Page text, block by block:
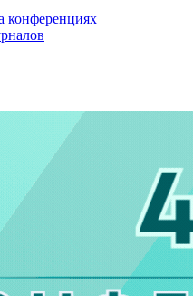
конференциях